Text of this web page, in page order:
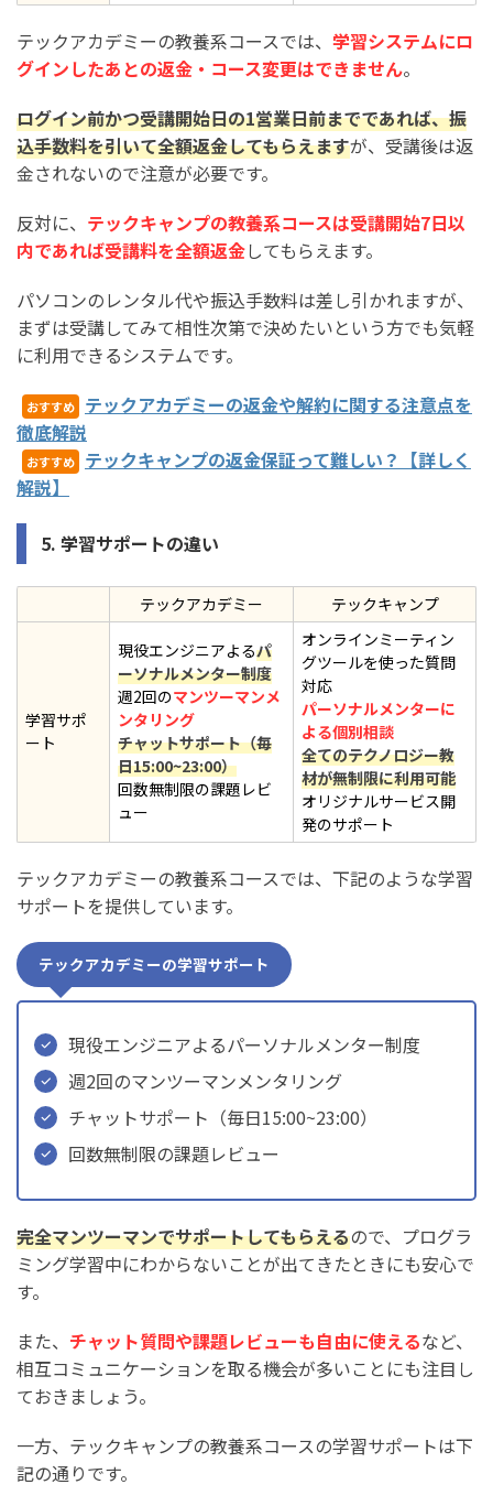
テックアカデミーの教養系コースでは、 学習システムにロ
グインしたあとの返金・コース変更はできません。
ログイン前かつ受講開始日の1営業日前までであれば、振
込手数料を引いて全額返金してもらえますが、受講後は返
金されないので注意が必要です。
反対に、 テックキャンプの教養系コースは受講開始7日以
内であれば受講料を全額返金してもらえます。
パソコンのレンタル代や振込手数料は差し引かれますが、
まずは受講してみて相性次第で決めたいという方でも気軽
に利用できるシステムです。
おすすめ
テックアカデミーの返金や解約に関する注意点を
徹底解説
おすすめ
テックキャンプの返金保証って難しい？【詳しく
解説】
5. 学習サポートの違い
テックアカデミー テックキャンプ
学習サポ
ート
現役エンジニアよるパ
ーソナルメンター制度
週2回のマンツーマンメ
ンタリング
チャットサポート（毎
日15:00~23:00）
回数無制限の課題レビ
ュー
オンラインミーティン
グツールを使った質問
対応
パーソナルメンターに
よる個別相談
全てのテクノロジー教
材が無制限に利用可能
オリジナルサービス開
発のサポート
テックアカデミーの教養系コースでは、下記のような学習
サポートを提供しています。
テックアカデミーの学習サポート
現役エンジニアよるパーソナルメンター制度
週2回のマンツーマンメンタリング
チャットサポート（毎日15:00~23:00）
回数無制限の課題レビュー
完全マンツーマンでサポートしてもらえるので、プログラ
ミング学習中にわからないことが出てきたときにも安心で
す。
また、 チャット質問や課題レビューも自由に使えるなど、
相互コミュニケーションを取る機会が多いことにも注目し
ておきましょう。
一方、テックキャンプの教養系コースの学習サポートは下
記の通りです。